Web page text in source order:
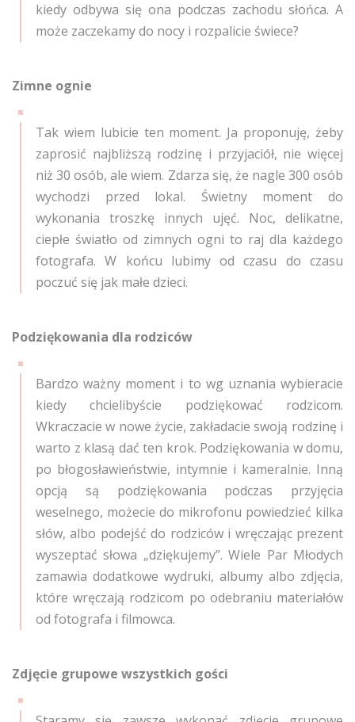
kiedy odbywa się ona podczas zachodu słońca. A
może zaczekamy do nocy i rozpalicie świece?
Zimne ognie
Tak wiem lubicie ten moment. Ja proponuję, żeby
zaprosić najbliższą rodzinę i przyjaciół, nie więcej
niż 30 osób, ale wiem. Zdarza się, że nagle 300 osób
wychodzi przed lokal. Świetny moment do
wykonania troszkę innych ujęć. Noc, delikatne,
ciepłe światło od zimnych ogni to raj dla każdego
fotografa. W końcu lubimy od czasu do czasu
poczuć się jak małe dzieci.
Podziękowania dla rodziców
Bardzo ważny moment i to wg uznania wybieracie
kiedy chcielibyście podziękować rodzicom.
Wkraczacie w nowe życie, zakładacie swoją rodzinę i
warto z klasą dać ten krok. Podziękowania w domu,
po błogosławieństwie, intymnie i kameralnie. Inną
opcją są podziękowania podczas przyjęcia
weselnego, możecie do mikrofonu powiedzieć kilka
słów, albo podejść do rodziców i wręczając prezent
wyszeptać słowa „dziękujemy”. Wiele Par Młodych
zamawia dodatkowe wydruki, albumy albo zdjęcia,
które wręczają rodzicom po odebraniu materiałów
od fotografa i filmowca.
Zdjęcie grupowe wszystkich gości